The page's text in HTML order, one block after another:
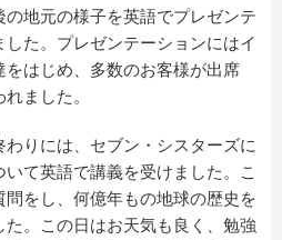
地元の様子を英語でプレゼンテ
た。プレゼンテーションにはイ
はじめ、多数のお客様が出席
ました。
りには、セブン・シスターズに
て英語で講義を受けました。こ
をし、何億年もの地球の歴史を
。この日はお天気も良く、勉強